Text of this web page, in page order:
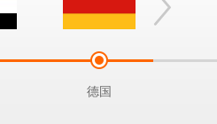
德国